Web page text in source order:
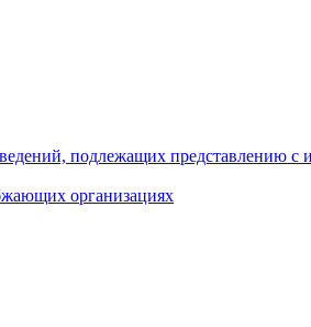
подлежащих представлению с
организациях